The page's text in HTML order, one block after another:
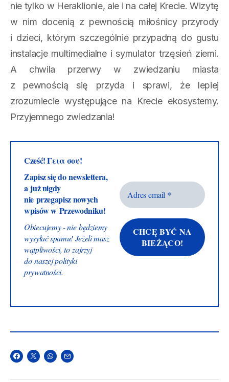
nie tylko w Heraklionie, ale i na całej Krecie. Wizytę
w nim docenią z pewnością miłośnicy przyrody
i dzieci, którym szczególnie przypadną do gustu
instalacje multimedialne i symulator trzęsień ziemi.
A chwila przerwy w zwiedzaniu miasta
z pewnością się przyda i sprawi, że lepiej
zrozumiecie występujące na Krecie ekosystemy.
Przyjemnego zwiedzania!
Cześć! Γεια σου!
Zapisz się do newslettera,
a już nigdy
nie przegapisz nowych
wpisów w Przewodniku!
Obiecujemy - nie będziemy
wysyłać spamu! Jeżeli masz
wątpliwości, to zajrzyj
do naszejpolityki
prywatności.